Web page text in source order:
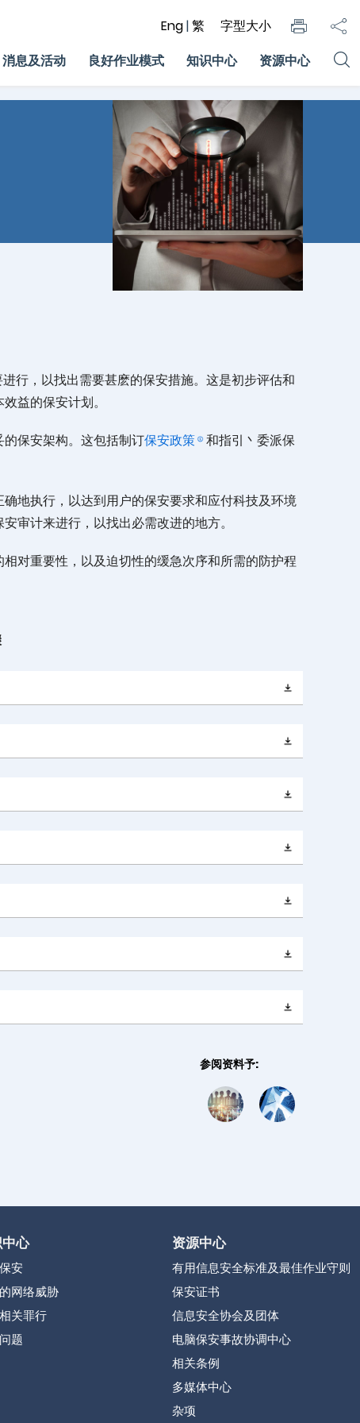
Eng|繁
字型大小
消息及活动
良好作业模式 知识中心 资源中心
行，以找出需要甚麽的保安措施。这是初步评估和
益的保安计划。
保安架构。这包括制订保安政策
和指引丶委派保
地执行，以达到用户的保安要求和应付科技及环境
审计来进行，以找出必需改进的地方。
对重要性，以及迫切性的缓急次序和所需的防护程
参阅资料予:
心
安
网络威胁
关罪行
题
资源中心
有用信息安全标准及最佳作业守则
保安证书
信息安全协会及团体
电脑保安事故协调中心
相关条例
多媒体中心
杂项